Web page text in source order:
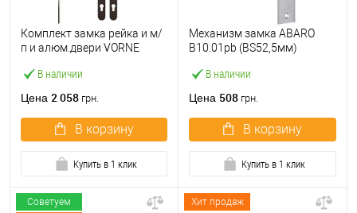
В наличии
Комплект замка рейка и м/
п и алюм.двери VORNE
ABARO и ручками
Цена 2 058 грн.
В корзину
Купить в 1 клик
В наличии
Механизм замка ABARO
B10.01pb (BS52,5мм)
тех.упаковки.без отв.
Цена 508 грн.
В корзину
Купить в 1 клик
Советуем
Хит продаж